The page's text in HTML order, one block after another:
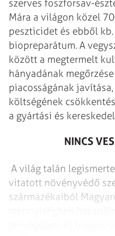
szerves foszforsav-
Mára a világon közel
peszticidet és ebből
biopreparátum. A
között a megtermelt
hányadának
piacosságának
költségének
a gyártási és
NINCS
A világ talán
vitatott növényvédő
származékaiból